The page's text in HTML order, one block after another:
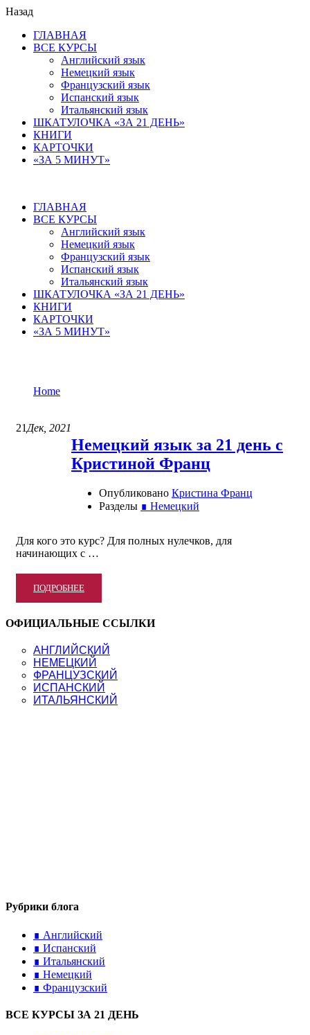
Назад
ГЛАВНАЯ
ВСЕ КУРСЫ
Английский язык
Немецкий язык
Французский язык
Испанский язык
Итальянский язык
ШКАТУЛОЧКА «ЗА 21 ДЕНЬ»
КНИГИ
КАРТОЧКИ
«ЗА 5 МИНУТ»
ГЛАВНАЯ
ВСЕ КУРСЫ
Английский язык
Немецкий язык
Французский язык
Испанский язык
Итальянский язык
ШКАТУЛОЧКА «ЗА 21 ДЕНЬ»
КНИГИ
КАРТОЧКИ
«ЗА 5 МИНУТ»
Home
21 Дек, 2021
Немецкий язык за 21 день с
Кристиной Франц
Опубликовано Кристина Франц
Разделы ∎ Немецкий
Для кого это курс? Для полных нулечков, для
начинающих с …
READ
MORE
НЕМЕЦКИЙ
ЗА
21
ДЕНЬ
С
ПОДРОБНЕЕ
ОФИЦИАЛЬНЫЕ ССЫЛКИ
АНГЛИЙСКИЙ
НЕМЕЦКИЙ
ФРАНЦУЗСКИЙ
ИСПАНСКИЙ
ИТАЛЬЯНСКИЙ
Рубрики блога
∎ Английский
∎ Испанский
∎ Итальянский
∎ Немецкий
∎ Французский
ВСЕ КУРСЫ ЗА 21 ДЕНЬ